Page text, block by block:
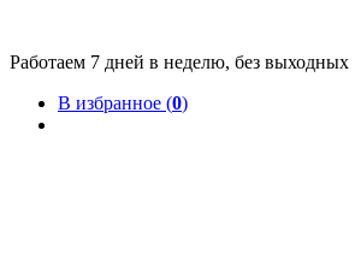
Работаем 7 дней в неделю, без выходных
В избранное (0)